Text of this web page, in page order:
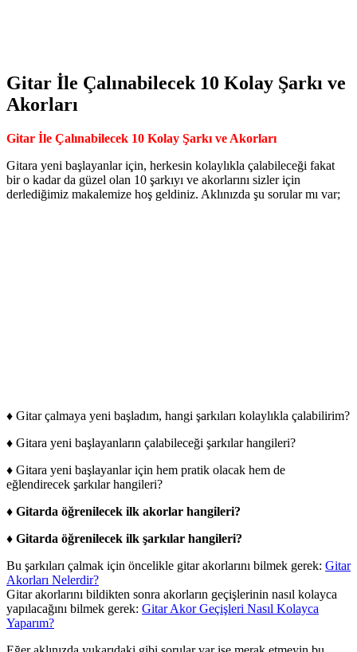
Gitar İle Çalınabilecek 10 Kolay Şarkı ve
Akorları
Gitar İle Çalınabilecek 10 Kolay Şarkı ve Akorları
Gitara yeni başlayanlar için, herkesin kolaylıkla çalabileceği fakat
bir o kadar da güzel olan 10 şarkıyı ve akorlarını sizler için
derlediğimiz makalemize hoş geldiniz. Aklınızda şu sorular mı var;
♦ Gitar çalmaya yeni başladım, hangi şarkıları kolaylıkla çalabilirim?
♦ Gitara yeni başlayanların çalabileceği şarkılar hangileri?
♦ Gitara yeni başlayanlar için hem pratik olacak hem de
eğlendirecek şarkılar hangileri?
♦ Gitarda öğrenilecek ilk akorlar hangileri?
♦ Gitarda öğrenilecek ilk şarkılar hangileri?
Bu şarkıları çalmak için öncelikle gitar akorlarını bilmek gerek: Gitar
Akorları Nelerdir?
Gitar akorlarını bildikten sonra akorların geçişlerinin nasıl kolayca
yapılacağını bilmek gerek: Gitar Akor Geçişleri Nasıl Kolayca
Yaparım?